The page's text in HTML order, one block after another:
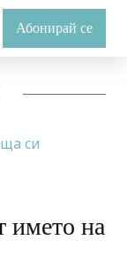
Абонирай се
името на